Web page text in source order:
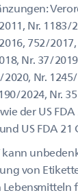
Nr. 1183/
752/
Nr. 37/
Nr.
2024, Nr.
der US FDA
US FDA 21
von